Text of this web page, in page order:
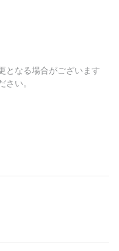
となる場合がございます
い。